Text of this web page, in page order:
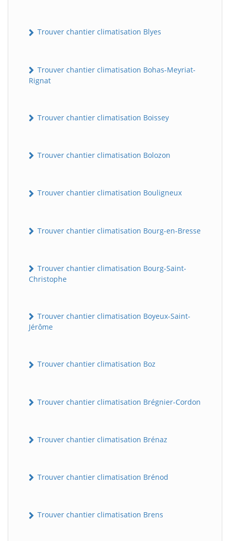
Trouver chantier climatisation Blyes
Trouver chantier climatisation Bohas-Meyriat-
Rignat
Trouver chantier climatisation Boissey
Trouver chantier climatisation Bolozon
Trouver chantier climatisation Bouligneux
Trouver chantier climatisation Bourg-en-Bresse
Trouver chantier climatisation Bourg-Saint-
Christophe
Trouver chantier climatisation Boyeux-Saint-
Jérôme
Trouver chantier climatisation Boz
Trouver chantier climatisation Brégnier-Cordon
Trouver chantier climatisation Brénaz
Trouver chantier climatisation Brénod
Trouver chantier climatisation Brens